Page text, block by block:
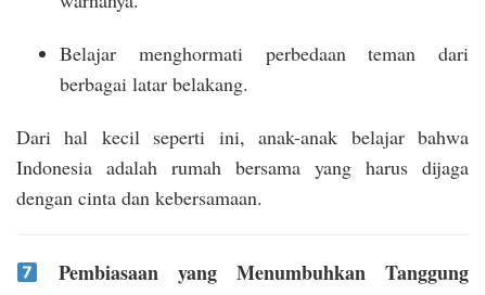
Belajar menghormati perbedaan teman dari
berbagai latar belakang.
Dari hal kecil seperti ini, anak-anak belajar bahwa
Indonesia adalah rumah bersama yang harus dijaga
dengan cinta dan kebersamaan.
Pembiasaan yang Menumbuhkan Tanggung